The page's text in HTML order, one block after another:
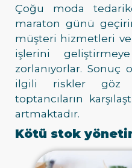
Çoğu moda
maraton günü
müşteri hizmetleri ve
işlerini
zorlanıyorlar. Sonuç
ilgili riskler göz
toptancıların
artmaktadır.
Kötü stok